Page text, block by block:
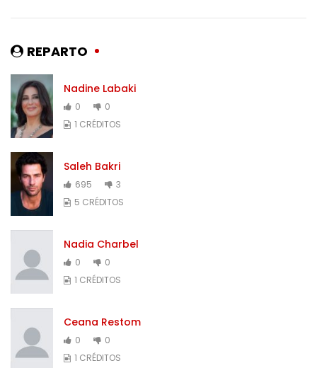
REPARTO
Nadine Labaki
0
0
1 CRÉDITOS
Saleh Bakri
695
3
5 CRÉDITOS
Nadia Charbel
0
0
1 CRÉDITOS
Ceana Restom
0
0
1 CRÉDITOS